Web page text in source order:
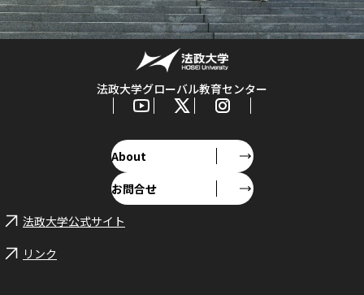
法政大学グローバル教育センター
About
お問合せ
法政大学公式サイト
リンク